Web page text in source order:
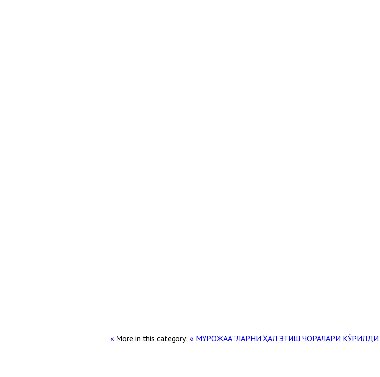
More in this category: « МУРОЖААТЛАРНИ ҲАЛ ЭТИШ ЧОРАЛАРИ КЎРИЛДИ